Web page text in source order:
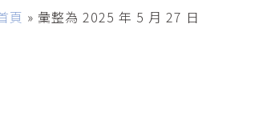
頁 » 彙整為 2025 年 5 月 27 日